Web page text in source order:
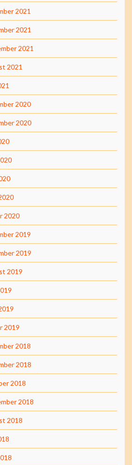
2021
2021
2021
2021
2020
2020
2020
2019
2019
2019
2019
2018
2018
2018
2018
2018